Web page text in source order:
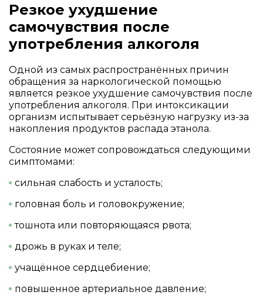
Резкое ухудшение
самочувствия после
употребления алкоголя
Одной из самых распространённых причин
обращения за наркологической помощью
является резкое ухудшение самочувствия после
употребления алкоголя. При интоксикации
организм испытывает серьёзную нагрузку из-за
накопления продуктов распада этанола.
Состояние может сопровождаться следующими
симптомами:
сильная слабость и усталость;
головная боль и головокружение;
тошнота или повторяющаяся рвота;
дрожь в руках и теле;
учащённое сердцебиение;
повышенное артериальное давление;